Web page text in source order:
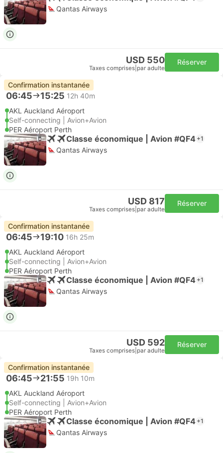
Qantas Airways
USD 550
Taxes comprises par adulte
Réserver
Confirmation instantanée
06:45 15:25 12h 40m
AKL Auckland Aéroport
Self-connecting | Avion+Avion
PER Aéroport Perth
Classe économique | Avion #QF4 +1
Qantas Airways
USD 817
Taxes comprises par adulte
Réserver
Confirmation instantanée
06:45 19:10 16h 25m
AKL Auckland Aéroport
Self-connecting | Avion+Avion
PER Aéroport Perth
Classe économique | Avion #QF4 +1
Qantas Airways
USD 592
Taxes comprises par adulte
Réserver
Confirmation instantanée
06:45 21:55 19h 10m
AKL Auckland Aéroport
Self-connecting | Avion+Avion
PER Aéroport Perth
Classe économique | Avion #QF4 +1
Qantas Airways